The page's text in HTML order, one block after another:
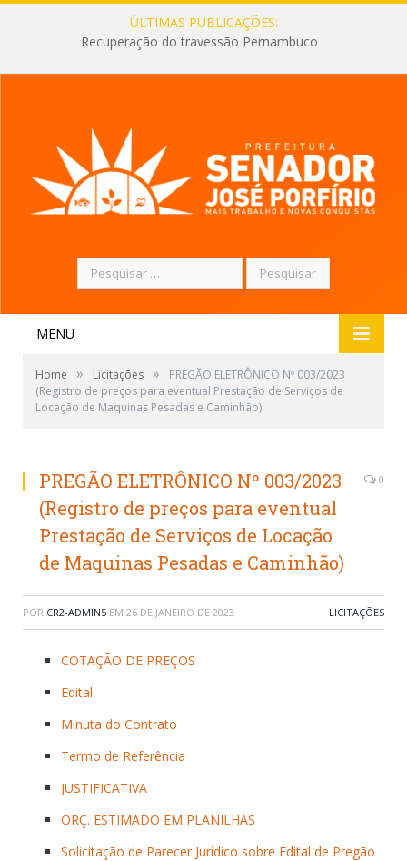
ÚLTIMAS PUBLICAÇÕES:
Recuperação do travessão Pernambuco
Pesquisar
por:
MENU
Home » Licitações »
PREGÃO ELETRÔNICO Nº 003/2023
(Registro de preços para eventual Prestação de Serviços de
Locação de Maquinas Pesadas e Caminhão)
PREGÃO ELETRÔNICO Nº 003/2023
(Registro de preços para eventual
Prestação de Serviços de Locação
de Maquinas Pesadas e Caminhão)
0
POR CR2-ADMIN5 EM 26 DE JANEIRO DE 2023 LICITAÇÕES
COTAÇÃO DE PREÇOS
Edital
Minuta do Contrato
Termo de Referência
JUSTIFICATIVA
ORÇ. ESTIMADO EM PLANILHAS
Solicitação de Parecer Jurídico sobre Edital de Pregão